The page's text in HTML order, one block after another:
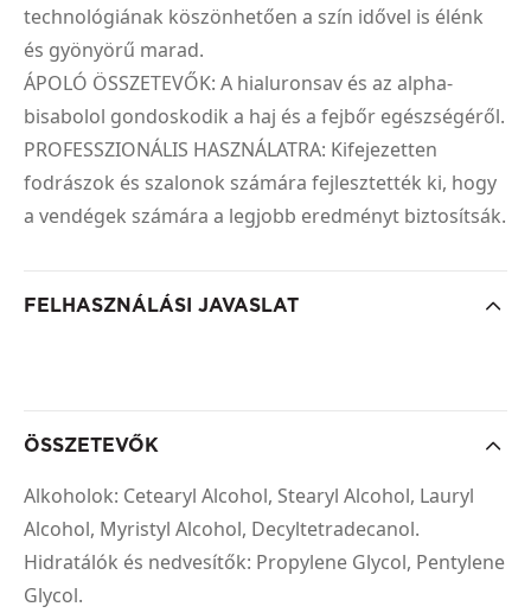
technológiának köszönhetően a szín idővel is élénk
és gyönyörű marad.
ÁPOLÓ ÖSSZETEVŐK: A hialuronsav és az alpha-
bisabolol gondoskodik a haj és a fejbőr egészségéről.
PROFESSZIONÁLIS HASZNÁLATRA: Kifejezetten
fodrászok és szalonok számára fejlesztették ki, hogy
a vendégek számára a legjobb eredményt biztosítsák.
FELHASZNÁLÁSI JAVASLAT
ÖSSZETEVŐK
Alkoholok: Cetearyl Alcohol, Stearyl Alcohol, Lauryl
Alcohol, Myristyl Alcohol, Decyltetradecanol.
Hidratálók és nedvesítők: Propylene Glycol, Pentylene
Glycol.